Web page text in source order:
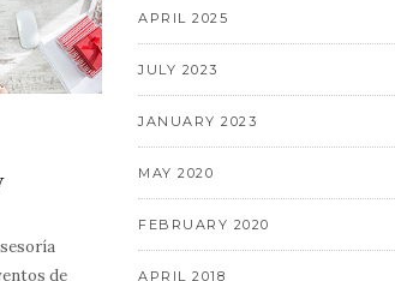
de
APRIL 2025
JULY 2023
JANUARY 2023
MAY 2020
FEBRUARY 2020
APRIL 2018